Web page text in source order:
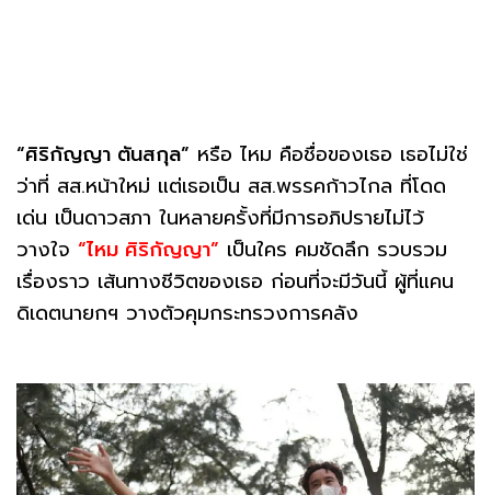
“ศิริกัญญา ตันสกุล” หรือ ไหม คือชื่อของเธอ เธอไม่ใช่
ว่าที่ สส.หน้าใหม่ แต่เธอเป็น สส.พรรคก้าวไกล ที่โดด
เด่น เป็นดาวสภา ในหลายครั้งที่มีการอภิปรายไม่ไว้
วางใจ “ไหม ศิริกัญญา” เป็นใคร คมชัดลึก รวบรวม
เรื่องราว เส้นทางชีวิตของเธอ ก่อนที่จะมีวันนี้ ผู้ที่แคน
ดิเดตนายกฯ วางตัวคุมกระทรวงการคลัง